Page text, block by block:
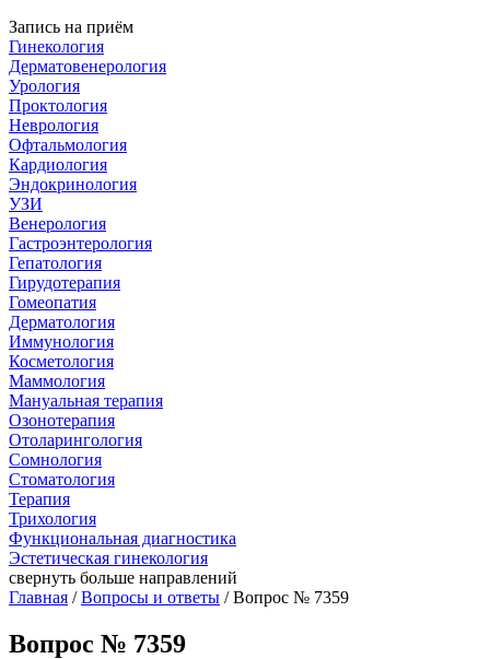
Запись на приём
Гинекология
Дерматовенерология
Урология
Проктология
Неврология
Офтальмология
Кардиология
Эндокринология
УЗИ
Венерология
Гастроэнтерология
Гепатология
Гирудотерапия
Гомеопатия
Дерматология
Иммунология
Косметология
Маммология
Мануальная терапия
Озонотерапия
Отоларингология
Сомнология
Стоматология
Терапия
Трихология
Функциональная диагностика
Эстетическая гинекология
свернуть больше направлений
Главная /Вопросы и ответы / Вопрос № 7359
Вопрос № 7359